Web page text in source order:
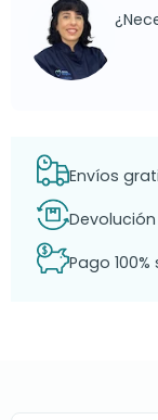
Envíos
Pago